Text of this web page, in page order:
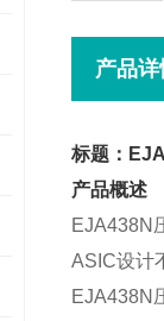
产品详
标题：
产品概述
EJA438N
ASIC设计
EJA438N